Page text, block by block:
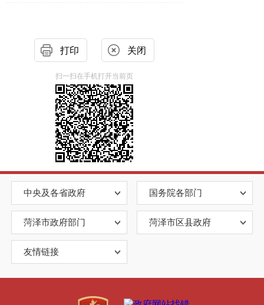
打印 关闭
扫一扫在手机打开当前页
中央及各省政府 国务院各部门
菏泽市政府部门 菏泽市区县政府
友情链接